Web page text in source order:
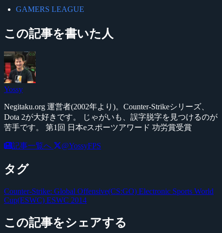
GAMERS LEAGUE
この記事を書いた人
Yossy
Negitaku.org 運営者(2002年より)。Counter-Strikeシリーズ、
Dota 2が大好きです。 じゃがいも、誤字脱字を見つけるのが
苦手です。 第1回 日本eスポーツアワード 功労賞受賞
記事一覧へ @YossyFPS
タグ
Counter-Strike: Global Offensive(CS:GO) Electronic Sports World
Cup(ESWC) ESWC 2014
この記事をシェアする